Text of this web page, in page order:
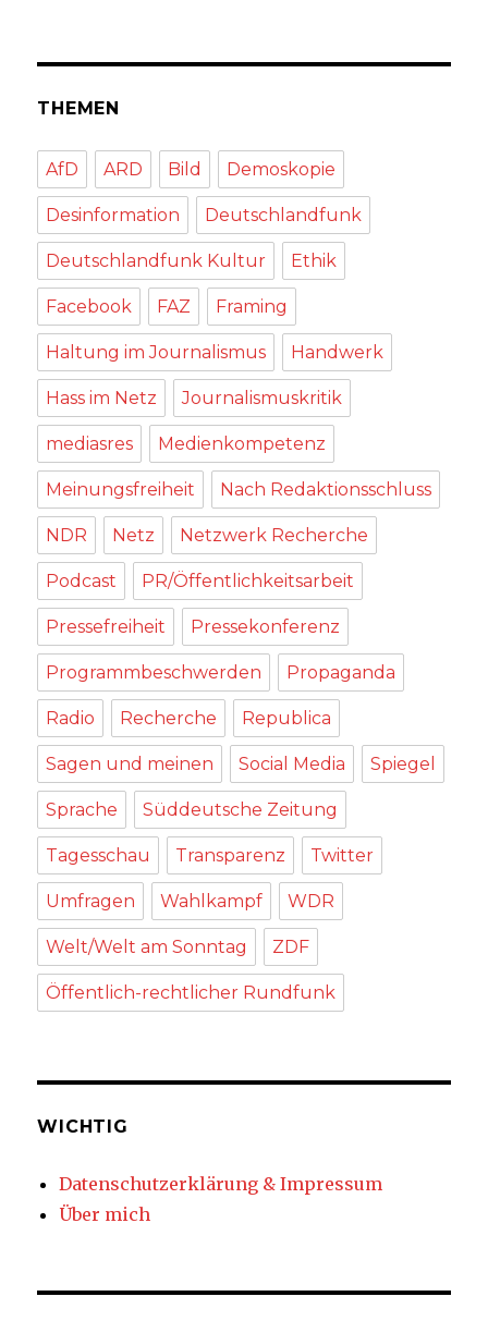
THEMEN
AfD ARD Bild Demoskopie
Desinformation Deutschlandfunk
Deutschlandfunk Kultur Ethik
Facebook FAZ Framing
Haltung im Journalismus Handwerk
Hass im Netz Journalismuskritik
mediasres Medienkompetenz
Meinungsfreiheit Nach Redaktionsschluss
NDR Netz Netzwerk Recherche
Podcast PR/Öffentlichkeitsarbeit
Pressefreiheit Pressekonferenz
Programmbeschwerden Propaganda
Radio Recherche Republica
Sagen und meinen Social Media Spiegel
Sprache Süddeutsche Zeitung
Tagesschau Transparenz Twitter
Umfragen Wahlkampf WDR
Welt/Welt am Sonntag ZDF
Öffentlich-rechtlicher Rundfunk
WICHTIG
Datenschutzerklärung & Impressum
Über mich